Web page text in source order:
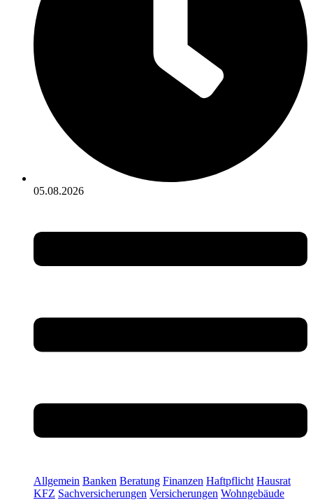
05.08.2026
Allgemein Banken Beratung Finanzen Haftpflicht Hausrat
KFZ Sachversicherungen Versicherungen Wohngebäude